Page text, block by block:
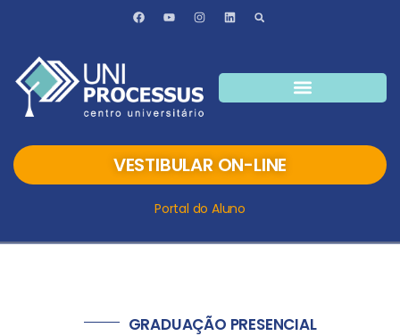
VESTIBULAR ON-LINE
Portal do Aluno
GRADUAÇÃO PRESENCIAL